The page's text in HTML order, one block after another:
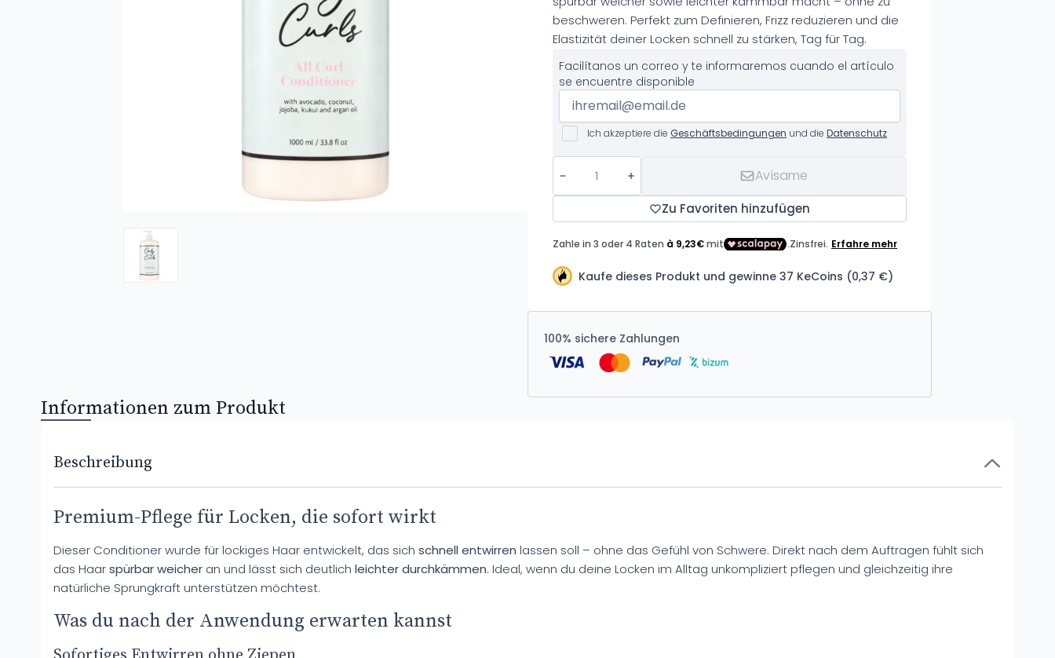
beschweren. Perfekt zum Definieren, Frizz reduzieren und die
Elastizität deiner Locken schnell zu stärken, Tag für Tag.
Facilítanos un correo y te informaremos cuando el artículo
se encuentre disponible
Ich akzeptiere die Geschäftsbedingungen und die Datenschutz
Avísame
Zu Favoriten hinzufügen
Kaufe dieses Produkt und gewinne 37 KeCoins (0,37 €)
100% sichere Zahlungen
Informationen zum Produkt
Beschreibung
Premium-Pflege für Locken, die sofort wirkt
Dieser Conditioner wurde für lockiges Haar entwickelt, das sich schnell entwirren lassen soll – ohne das Gefühl von Schwere. Direkt nach dem Auftragen fühlt sich
das Haarspürbar weicher an und lässt sich deutlich leichter durchkämmen. Ideal, wenn du deine Locken im Alltag unkompliziert pflegen und gleichzeitig ihre
natürliche Sprungkraft unterstützen möchtest.
Was du nach der Anwendung erwarten kannst